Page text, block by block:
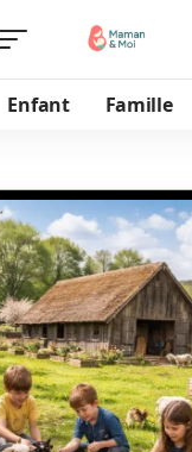
Enfant Famille